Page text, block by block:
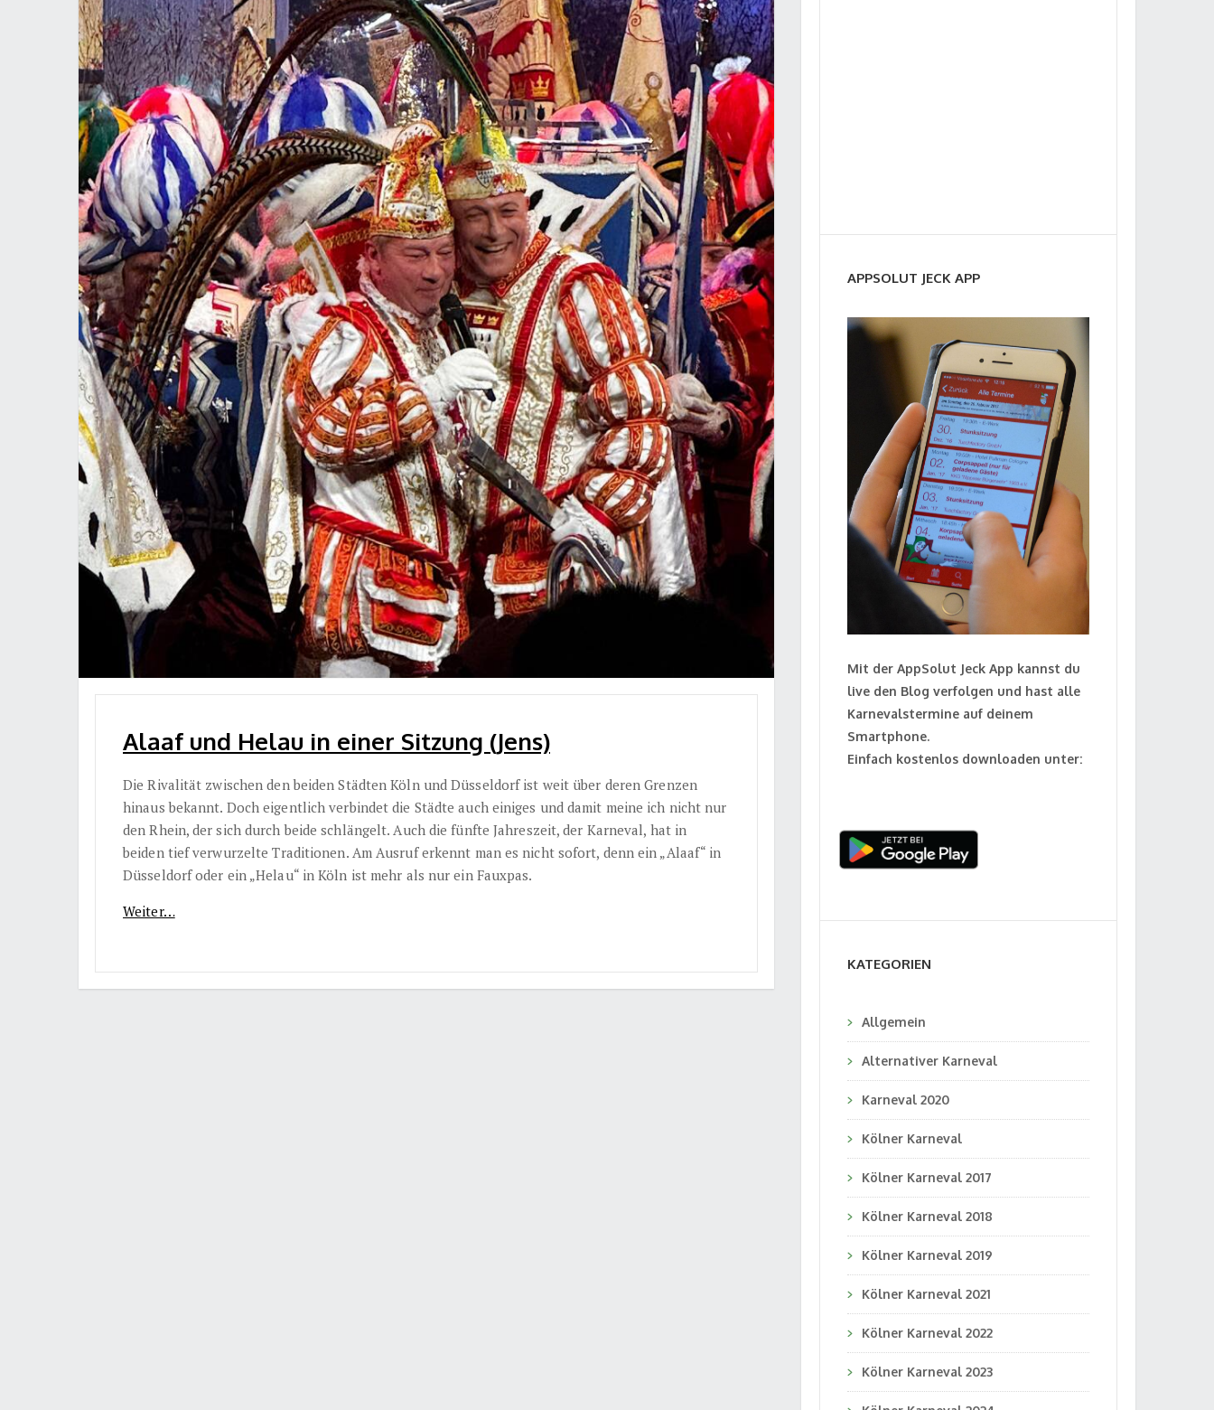
Alaaf und Helau in einer Sitzung (Jens)
Die Rivalität zwischen den beiden Städten Köln und Düsseldorf ist weit über deren Grenzen
hinaus bekannt. Doch eigentlich verbindet die Städte auch einiges und damit meine ich nicht nur
den Rhein, der sich durch beide schlängelt. Auch die fünfte Jahreszeit, der Karneval, hat in
beiden tief verwurzelte Traditionen. Am Ausruf erkennt man es nicht sofort, denn ein „Alaaf“ in
Düsseldorf oder ein „Helau“ in Köln ist mehr als nur ein Fauxpas.
Weiter…
APPSOLUT JECK APP
Mit der AppSolut Jeck App kannst du
live den Blog verfolgen und hast alle
Karnevalstermine auf deinem
Smartphone.
Einfach kostenlos downloaden unter:
KATEGORIEN
Allgemein
Alternativer Karneval
Karneval 2020
Kölner Karneval
Kölner Karneval 2017
Kölner Karneval 2018
Kölner Karneval 2019
Kölner Karneval 2021
Kölner Karneval 2022
Kölner Karneval 2023